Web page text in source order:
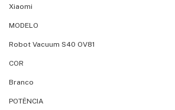
Xiaomi
MODELO
Robot Vacuum S40 OV81
COR
Branco
POTÊNCIA